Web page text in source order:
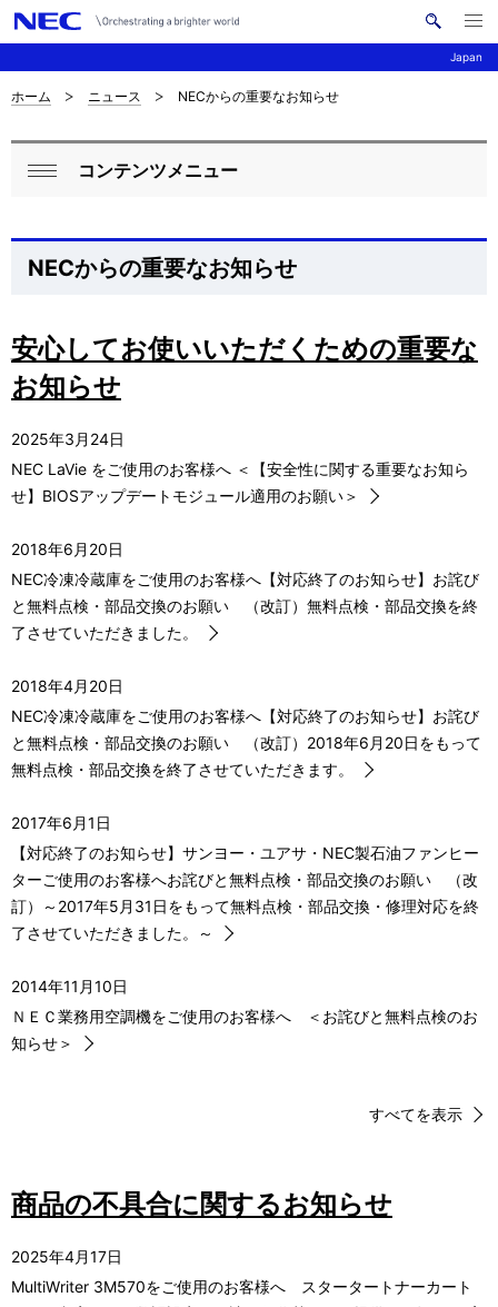
Japan
イ
メ
ニ
ュ
ナ
ビ
シ
サ
イ
ト
の
在
位
置
ホーム ニュース NECからの重要なお知らせ
ロ
カ
ナ
ビ
ゲ
ー
シ
ョ
ン
コンテンツメニュー
NECからの重要なお知らせ
安心してお使いいただくための重要な
お知らせ
2025年3月24日
NEC LaVie をご使用のお客様へ ＜【安全性に関する重要なお知ら
せ】BIOSアップデートモジュール適用のお願い＞
2018年6月20日
NEC冷凍冷蔵庫をご使用のお客様へ【対応終了のお知らせ】お詫び
と無料点検・部品交換のお願い （改訂）無料点検・部品交換を終
了させていただきました。
2018年4月20日
NEC冷凍冷蔵庫をご使用のお客様へ【対応終了のお知らせ】お詫び
と無料点検・部品交換のお願い （改訂）2018年6月20日をもって
無料点検・部品交換を終了させていただきます。
2017年6月1日
【対応終了のお知らせ】サンヨー・ユアサ・NEC製石油ファンヒー
ターご使用のお客様へお詫びと無料点検・部品交換のお願い （改
訂）～2017年5月31日をもって無料点検・部品交換・修理対応を終
了させていただきました。～
2014年11月10日
ＮＥＣ業務用空調機をご使用のお客様へ ＜お詫びと無料点検のお
知らせ＞
すべてを表示
商品の不具合に関するお知らせ
2025年4月17日
MultiWriter 3M570をご使用のお客様へ スタータートナーカート